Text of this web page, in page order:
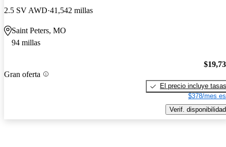
2.5 SV AWD 41,542 millas
Saint Peters, MO
94 millas
Gran oferta
El precio incluye tasas
$378/mes
Verif. disponibilidad